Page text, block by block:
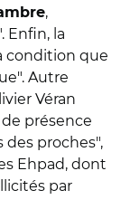
,
Enfin, la
condition que
Autre
Véran
présence
proches",
Ehpad, dont
par